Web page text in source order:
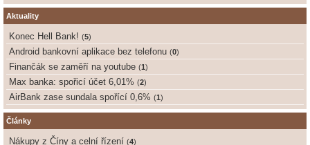
Aktuality
Konec Hell Bank! (5)
Android bankovní aplikace bez telefonu (0)
Finančák se zaměří na youtube (1)
Max banka: spořicí účet 6,01% (2)
AirBank zase sundala spořící 0,6% (1)
Články
Nákupy z Číny a celní řízení (4)